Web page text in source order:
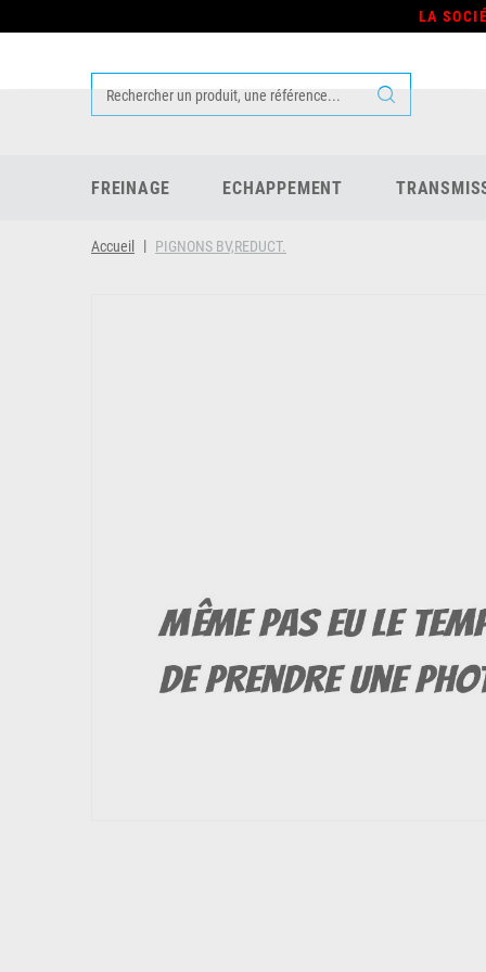
LA
FREINAGE ECHAPPEMENT
Accueil PIGNONS BV,REDUCT.